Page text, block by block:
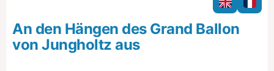
o
n
An den Hängen des Grand Ballon
von Jungholtz aus